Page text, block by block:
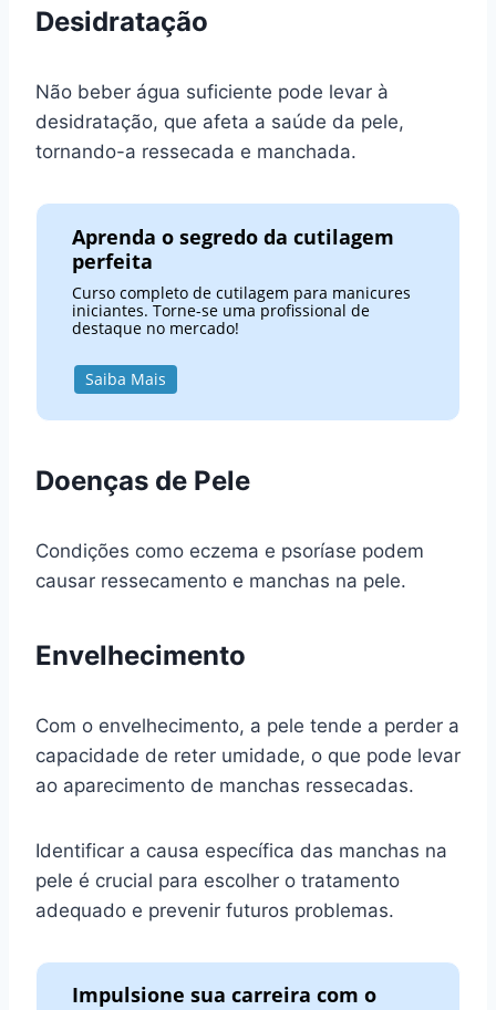
Desidratação
Não beber água suficiente pode levar à
desidratação, que afeta a saúde da pele,
tornando-a ressecada e manchada.
Aprenda o segredo da cutilagem
perfeita
Curso completo de cutilagem para manicures
iniciantes. Torne-se uma profissional de
destaque no mercado!
Saiba Mais
Doenças de Pele
Condições como eczema e psoríase podem
causar ressecamento e manchas na pele.
Envelhecimento
Com o envelhecimento, a pele tende a perder a
capacidade de reter umidade, o que pode levar
ao aparecimento de manchas ressecadas.
Identificar a causa específica das manchas na
pele é crucial para escolher o tratamento
adequado e prevenir futuros problemas.
Impulsione sua carreira com o